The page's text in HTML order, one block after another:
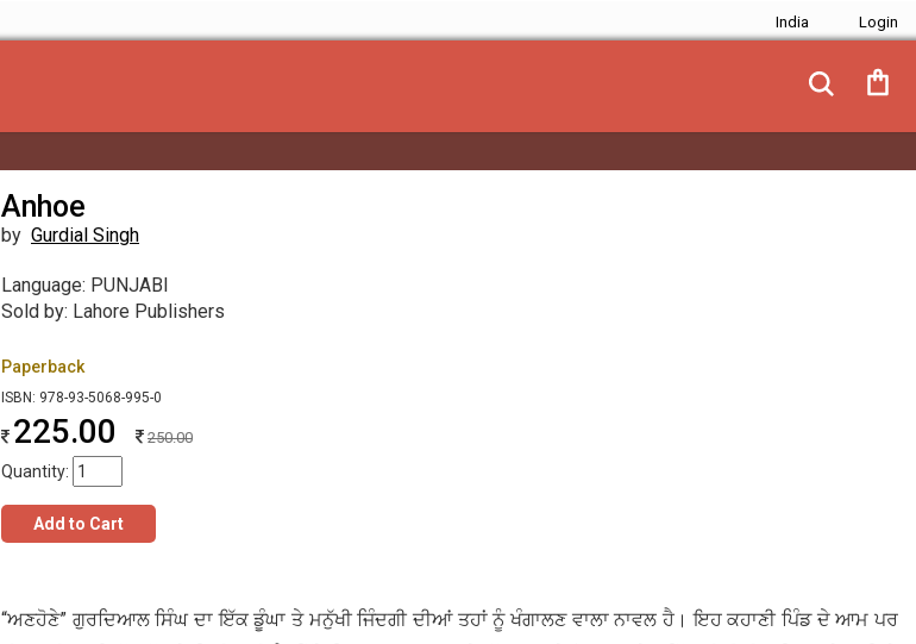
India
Anhoe
by Gurdial Singh
Language: PUNJABI
Sold by: Lahore Publishers
Paperback
ISBN: 978-93-5068-995-0
225.00 250.00
Quantity:
Add to Cart
“ਅਣਹੋਣੇ” ਗੁਰਦਿਆਲ ਸਿੰਘ ਦਾ ਇੱਕ ਡੂੰਘਾ ਤੇ ਮਨੁੱਖੀ ਜਿੰਦਗੀ ਦੀਆਂ ਤਹਾਂ ਨੂੰ ਖੰਗਾਲਣ ਵਾਲਾ ਨਾਵਲ ਹੈ। ਇਹ ਕਹਾਣੀ ਪਿੰਡ ਦੇ ਆਮ ਪਰ